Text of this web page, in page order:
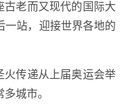
古老而又现代的国际大
一站，迎接世界各地的
火传递从上届奥运会举
城市。